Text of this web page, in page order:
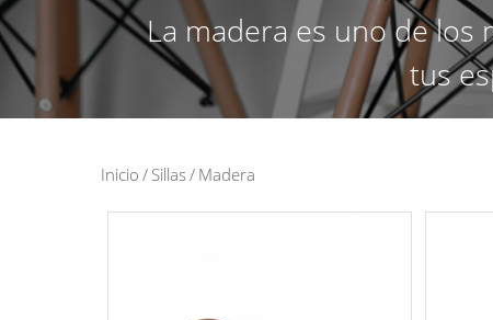
La madera es uno de los
tus
Inicio / Sillas/ Madera